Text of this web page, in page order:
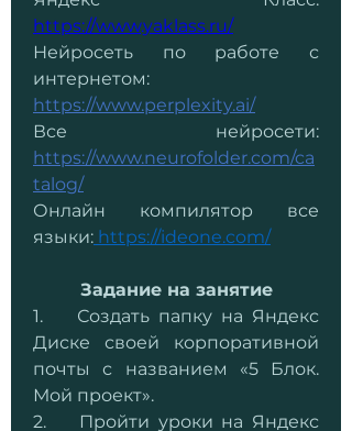
https://www.yaklass.ru/
Нейросеть по работе с
https://www.perplexity.ai/
https://www.neurofolder.com/ca
talog/
Онлайн компилятор все
языки: https://ideone.com/
Задание на занятие
1.    Создать папку на Яндекс
Диске своей корпоративной
почты с названием «5 Блок.
Мой проект».
2.    Пройти уроки на Яндекс